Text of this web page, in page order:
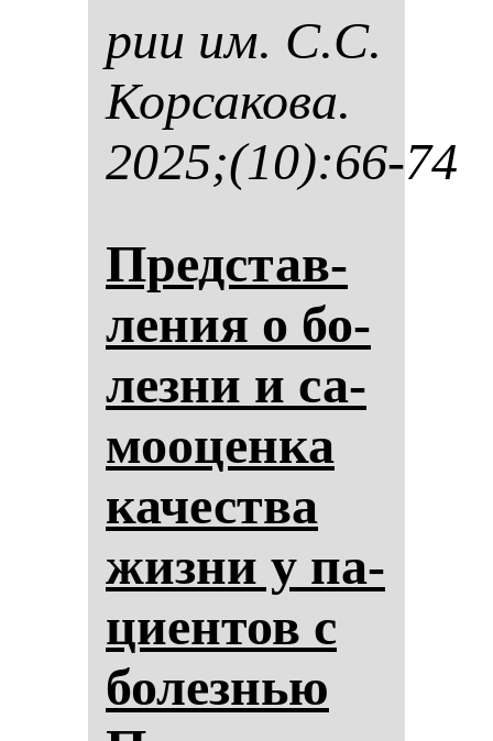
рии им. С.С.
Кор­са­ко­ва.
2025;(10):66-74
Пред­став­
ле­ния о бо­
лез­ни и са­
мо­оцен­ка
ка­чес­тва
жиз­ни у па­
ци­ен­тов с
бо­лез­нью